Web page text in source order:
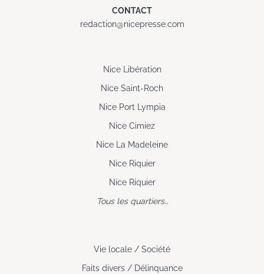
CONTACT
redaction@nicepresse.com
Nice Libération
Nice Saint-Roch
Nice Port Lympia
Nice Cimiez
Nice La Madeleine
Nice Riquier
Nice Riquier
Tous les quartiers…
Vie locale / Société
Faits divers / Délinquance